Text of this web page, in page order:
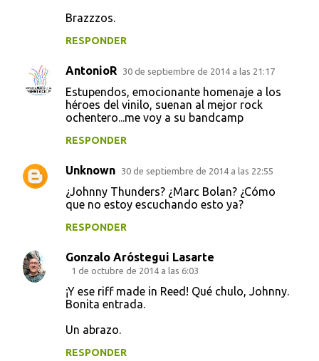
Brazzzos.
RESPONDER
AntonioR 30 de septiembre de 2014 a las 21:17
Estupendos, emocionante homenaje a los
héroes del vinilo, suenan al mejor rock
ochentero...me voy a su bandcamp
RESPONDER
Unknown 30 de septiembre de 2014 a las 22:55
¿Johnny Thunders? ¿Marc Bolan? ¿Cómo
que no estoy escuchando esto ya?
RESPONDER
Gonzalo Aróstegui Lasarte
1 de octubre de 2014 a las 6:03
¡Y ese riff made in Reed! Qué chulo, Johnny.
Bonita entrada.
Un abrazo.
RESPONDER